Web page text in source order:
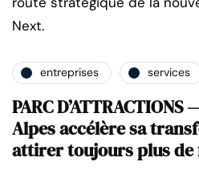
Next.
entreprises services
PARC
Alpes accélère sa
attirer toujours plus de